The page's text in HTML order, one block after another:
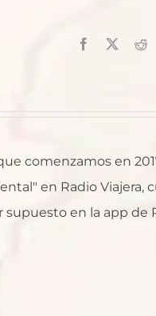
Facebook
comenzamos en
en Radio Viajera,
en la app de